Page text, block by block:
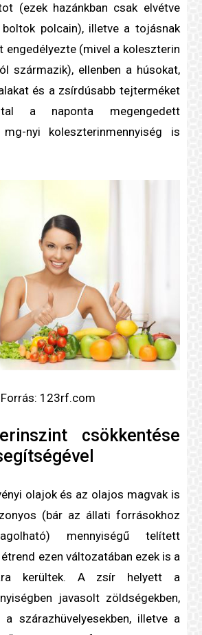
(ezek hazánkban csak elvétve
polcain), illetve a tojásnak
engedélyezte (mivel a koleszterin
származik), ellenben a húsokat,
és a zsírdúsabb tejterméket
a naponta megengedett
nyi koleszterinmennyiség is
Forrás: 123rf.com
szint csökkentése
olajok és az olajos magvak is
(bár az állati forrásokhoz
mennyiségű telített
ezen változatában ezek is a
kerültek. A zsír helyett a
javasolt zöldségekben,
a szárazhüvelyesekben, illetve a